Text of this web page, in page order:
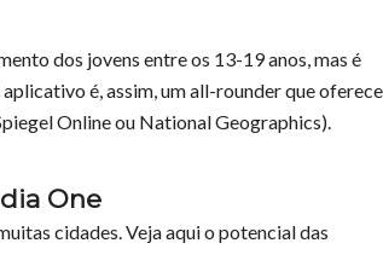
dos jovens entre os 13-19 anos, mas é
é, assim, um all-rounder que oferece
Online ou National Geographics).
One
cidades. Veja aqui o potencial das